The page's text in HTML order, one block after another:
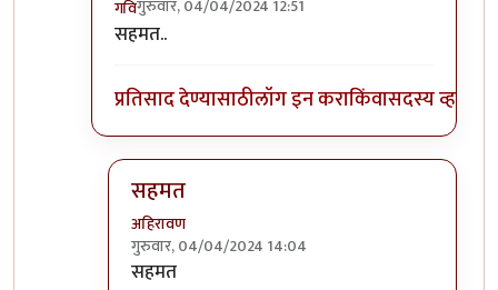
गविगुरुवार, 04/04/2024 12:51
In reply to
सहमत..
प्रतिसाद देण्यासाठीलॉग इन कराकिंवासदस्य व्हा
सहमत
अहिरावण
गुरुवार, 04/04/2024 14:04
In reply to
सहमत